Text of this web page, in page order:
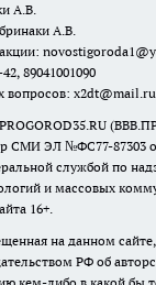
А.В.
А.В.
89041001090
вопросов: x2dt@mail.ru
СМИ ЭЛ №ФС77-87303
службой по
и массовых
16+.
на данном сайте,
РФ об